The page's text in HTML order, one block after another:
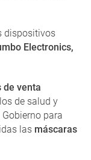
dispositivos
Electronics,
de venta
de salud y
para
las máscaras